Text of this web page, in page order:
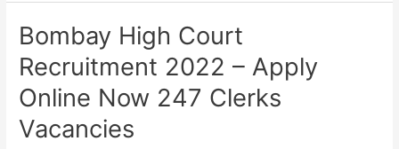
Bombay High Court
Recruitment 2022 – Apply
Online Now 247 Clerks
Vacancies
Bombay
Court
Recruitment
2022